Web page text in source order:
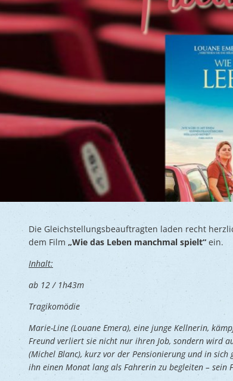
Die Gleichstellungsbeauftragten laden recht
dem Film „Wie das Leben manchmal spielt“ ein.
Inhalt:
ab 12 / 1h43m
Tragikomödie
Marie-Line (Louane Emera), eine junge Kellnerin,
Freund verliert sie nicht nur ihren Job, sondern wird
(Michel Blanc), kurz vor der Pensionierung und in
ihn einen Monat lang als Fahrerin zu begleiten – sein